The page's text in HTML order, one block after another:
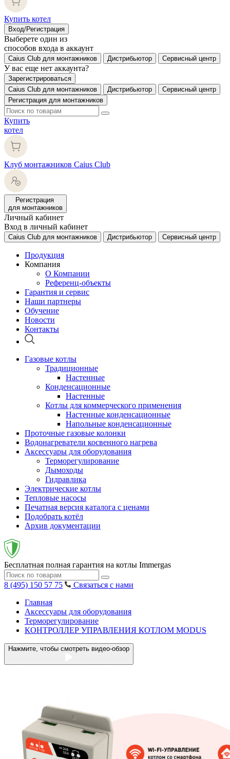
Купить котел
Вход/Регистрация
Выберете один из
способов входа в аккаунт
Caius Club для монтажников Дистрибьютор Сервисный центр
У вас еще нет аккаунта?
Зарегистрироваться
Caius Club для монтажников
Дистрибьютор
Сервисный центр
Регистрация для монтажников
Купить
котел
Клуб монтажников Caius Club
Регистрация
для монтажников
Личный кабинет
Вход в личный кабинет
Caius Club для монтажников Дистрибьютор Сервисный центр
Продукция
Компания
О Компании
Референц-объекты
Гарантия и сервис
Наши партнеры
Обучение
Новости
Контакты
Газовые котлы
Традиционные
Настенные
Конденсационные
Настенные
Котлы для коммерческого применения
Настенные конденсационные
Напольные конденсационные
Проточные газовые колонки
Водонагреватели косвенного нагрева
Аксессуары для оборудования
Терморегулирование
Дымоходы
Гидравлика
Электрические котлы
Тепловые насосы
Печатная версия каталога с ценами
Подобрать котёл
Архив документации
Бесплатная полная гарантия на котлы Immergas
8 (495) 150 57 75
Связаться с нами
Главная
Аксессуары для оборудования
Терморегулирование
КОНТРОЛЛЕР УПРАВЛЕНИЯ КОТЛОМ MODUS
Нажмите, чтобы смотреть видео-обзор